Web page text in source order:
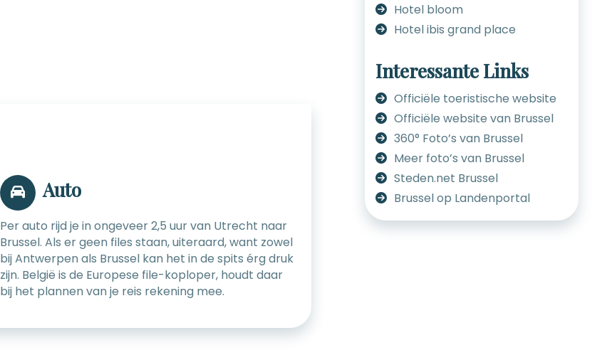
Auto
Per auto rijd je in ongeveer 2,5 uur van Utrecht naar
Brussel. Als er geen files staan, uiteraard, want zowel
bij Antwerpen als Brussel kan het in de spits érg druk
zijn. België is de Europese file-koploper, houdt daar
bij het plannen van je reis rekening mee.
Hotel bloom
Hotel ibis grand place
Interessante Links
Officiële toeristische website
Officiële website van Brussel
360° Foto’s van Brussel
Meer foto’s van Brussel
Steden.net Brussel
Brussel op Landenportal